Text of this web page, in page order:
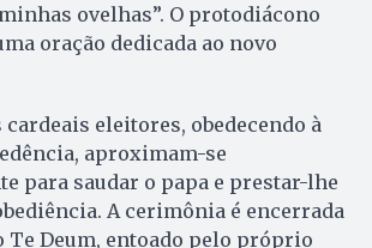
ovelhas”. O protodiácono
oração dedicada ao novo
cardeais eleitores, obedecendo à
aproximam-se
para saudar o papa e prestar-lhe
A cerimônia é encerrada
Te Deum, entoado pelo próprio